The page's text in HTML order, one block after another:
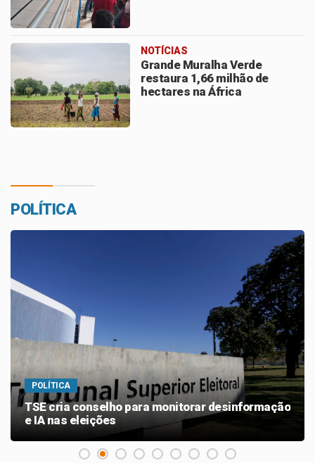
NOTÍCIAS
Grande Muralha Verde
restaura 1,66 milhão de
hectares na África
POLÍTICA
POLÍTICA
Federação PSOL-Rede oficializa apoio à
candidatura de Lula à reeleição